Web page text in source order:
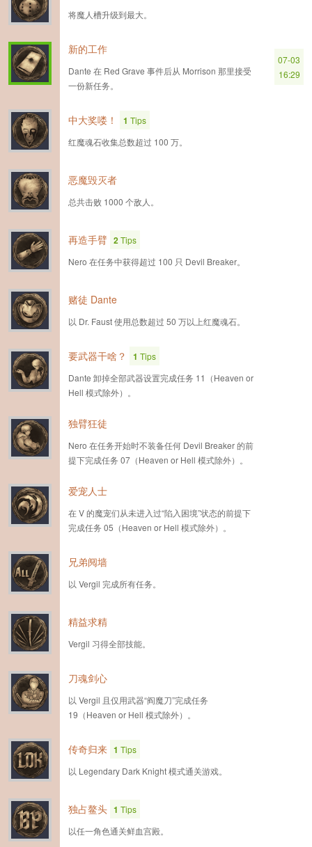
将魔人槽升级到最大。
新的工作
Dante 在 Red Grave 事件后从 Morrison 那里接受
一份新任务。
07-03
16:29
中大奖喽！ 1 Tips
红魔魂石收集总数超过 100 万。
恶魔毁灭者
总共击败 1000 个敌人。
再造手臂 2Tips
Nero 在任务中获得超过 100 只 Devil Breaker。
赌徒 Dante
以 Dr. Faust 使用总数超过 50 万以上红魔魂石。
要武器干啥？ 1 Tips
Dante 卸掉全部武器设置完成任务 11（Heaven or
Hell 模式除外）。
独臂狂徒
Nero 在任务开始时不装备任何 Devil Breaker 的前
提下完成任务 07（Heaven or Hell 模式除外）。
爱宠人士
在 V 的魔宠们从未进入过“陷入困境”状态的前提下
完成任务 05（Heaven or Hell 模式除外）。
兄弟阋墙
以 Vergil 完成所有任务。
精益求精
Vergil 习得全部技能。
刀魂剑心
以 Vergil 且仅用武器“阎魔刀”完成任务
19（Heaven or Hell 模式除外）。
传奇归来 1 Tips
以 Legendary Dark Knight 模式通关游戏。
独占鳌头 1 Tips
以任一角色通关鲜血宫殿。